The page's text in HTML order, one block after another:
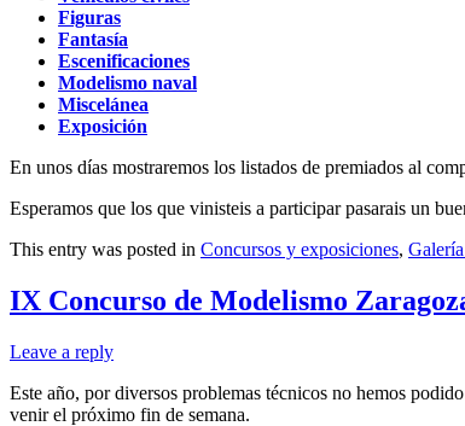
Figuras
Fantasía
Escenificaciones
Modelismo naval
Miscelánea
Exposición
En unos días mostraremos los listados de premiados al
Esperamos que los que vinisteis a participar pasarais un
This entry was posted in Concursos y exposiciones,
IX Concurso de Modelismo
Leave a reply
Este año, por diversos problemas técnicos no hemos
venir el próximo fin de semana.